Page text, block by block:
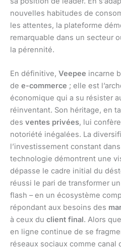
nouvelles habitudes de
les attentes, la plateforme
remarquable dans un secteur
la pérennité.
En définitive, Veepee incarne
de e-commerce ; elle est
économique qui a su résister
réinventant. Son héritage, en
des ventes privées, lui
notoriété inégalées. La
l’investissement constant
technologie démontrent une
dépasse le cadre initial du
réussi le pari de transformer
flash – en un écosystème
répondant aux besoins des
à ceux du client final. Alors
en ligne continue de se
réseaux sociaux comme canal